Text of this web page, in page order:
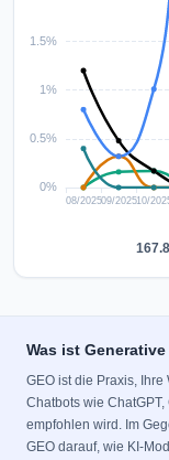
Was ist
GEO ist die Praxis,
Chatbots wie
empfohlen wird. Im
GEO darauf, wie KI-